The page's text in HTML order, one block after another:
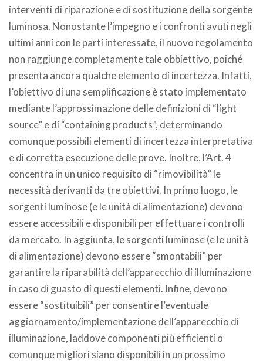
interventi di riparazione e di sostituzione della sorgente
luminosa. Nonostante l’impegno e i confronti avuti negli
ultimi anni con le parti interessate, il nuovo regolamento
non raggiunge completamente tale obbiettivo, poiché
presenta ancora qualche elemento di incertezza. Infatti,
l’obiettivo di una semplificazione è stato implementato
mediante l’approssimazione delle definizioni di “light
source” e di “containing products”, determinando
comunque possibili elementi di incertezza interpretativa
e di corretta esecuzione delle prove. Inoltre, l’Art. 4
concentra in un unico requisito di “rimovibilità” le
necessità derivanti da tre obiettivi. In primo luogo, le
sorgenti luminose (e le unità di alimentazione) devono
essere accessibili e disponibili per effettuare i controlli
da mercato. In aggiunta, le sorgenti luminose (e le unità
di alimentazione) devono essere “smontabili” per
garantire la riparabilità dell’apparecchio di illuminazione
in caso di guasto di questi elementi. Infine, devono
essere “sostituibili” per consentire l’eventuale
aggiornamento/implementazione dell’apparecchio di
illuminazione, laddove componenti più efficienti o
comunque migliori siano disponibili in un prossimo